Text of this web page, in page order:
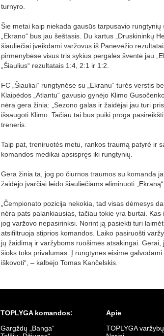
turnyro.
Šie metai kaip niekada gausūs tarpusavio rungtynių
„Ekrano“ bus jau šeštasis. Du kartus „Druskininkų
šiauliečiai įveikdami varžovus iš Panevėžio
pirmenybėse visus tris sykius pergales šventė jau
„Šiaulius“ rezultatais 1:4, 2:1 ir 1:2.
FC „Šiauliai“ rungtynėse su „Ekranu“ turės verstis
Klaipėdos „Atlantu“ gavusio gynėjo Klimo
nėra gera žinia: „Sezono galas ir žaidėjai jau turi
išsaugoti Klimo. Tačiau tai bus puiki proga
treneris.
Taip pat, treniruotės metu, rankos traumą patyrė ir
komandos medikai apsispręs iki rungtynių.
Gera žinia ta, jog po čiurnos traumos su komanda
žaidėjo įvarčiai leido šiauliečiams eliminuoti
„Čempionato pozicija nekokia, tad visas dėmesys
nėra pats palankiausias, tačiau tokie yra burtai.
jog varžovo nepasirinksi. Norint ją pasiekti turi
atsifiltruoja stiprios komandos. Laiko pasiruošti
jų žaidimą ir varžyboms ruošimės atsakingai.
šioks toks privalumas. Į rungtynes eisime
iškovoti“, – kalbėjo Tomas Kančelskis.
TOPLYGA komandos:
Gargždų „Banga“
Apie
TOPLYGA